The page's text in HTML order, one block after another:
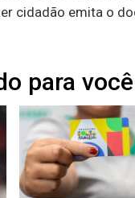
cidadão emita o
para você